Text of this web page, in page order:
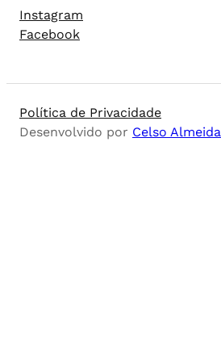
Instagram
Facebook
Política de Privacidade
Desenvolvido por Celso Almeida